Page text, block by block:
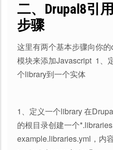
二、Drupal8引
步骤
这里有两个基本步骤向你
模块来添加Javascript 1、
个library到一个实体
1、定义一个library 在
的根目录创建一个
example.libraries.yml，内